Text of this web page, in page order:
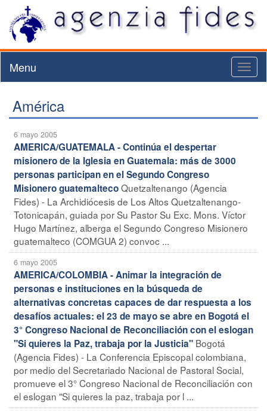
Menu
América
6 mayo 2005
AMERICA/GUATEMALA - Continúa el despertar
misionero de la Iglesia en Guatemala: más de 3000
personas participan en el Segundo Congreso
Misionero guatemaltecoQuetzaltenango (Agencia
Fides) - La Archidiócesis de Los Altos Quetzaltenango-
Totonicapán, guiada por Su Pastor Su Exc. Mons. Víctor
Hugo Martínez, alberga el Segundo Congreso Misionero
guatemalteco (COMGUA 2) convoc ...
6 mayo 2005
AMERICA/COLOMBIA - Animar la integración de
personas e instituciones en la búsqueda de
alternativas concretas capaces de dar respuesta a los
desafíos actuales: el 23 de mayo se abre en Bogotá el
3° Congreso Nacional de Reconciliación con el eslogan
"Si quieres la Paz, trabaja por la Justicia" Bogotá
(Agencia Fides) - La Conferencia Episcopal colombiana,
por medio del Secretariado Nacional de Pastoral Social,
promueve el 3° Congreso Nacional de Reconciliación con
el eslogan "Si quieres la paz, trabaja por l ...